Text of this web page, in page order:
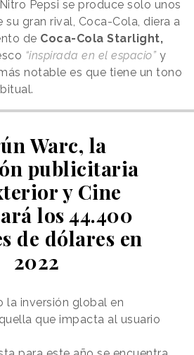
Pepsi se produce solo unos
su gran rival, Coca-Cola, diera a
de Coca-Cola Starlight,
“inspirada en el espacio” y
notable es que tiene un tono
Warc, la
publicitaria
y Cine
los 44.400
de dólares en
2022
la inversión global en
que impacta al usuario